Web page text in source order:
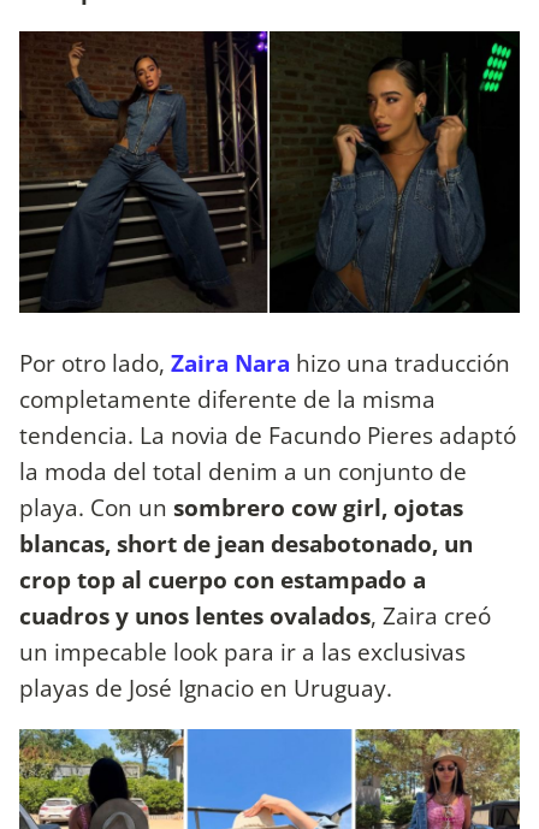
Por otro lado, Zaira Nara hizo una traducción
completamente diferente de la misma
tendencia. La novia de Facundo Pieres adaptó
la moda del total denim a un conjunto de
playa. Con un sombrero cow girl, ojotas
blancas, short de jean desabotonado, un
crop top al cuerpo con estampado a
cuadros y unos lentes ovalados, Zaira creó
un impecable look para ir a las exclusivas
playas de José Ignacio en Uruguay.